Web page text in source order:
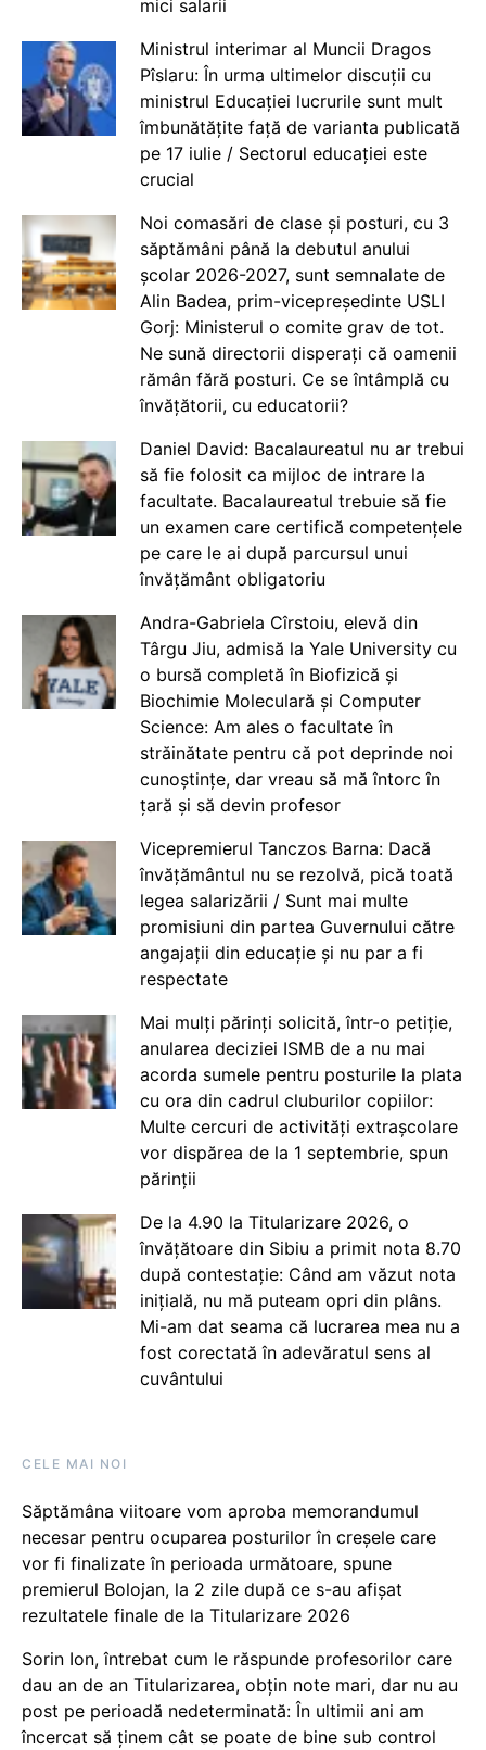
mici salarii
Ministrul interimar al Muncii Dragos
Pîslaru: În urma ultimelor discuții cu
ministrul Educației lucrurile sunt mult
îmbunătățite față de varianta publicată
pe 17 iulie / Sectorul educației este
crucial
Noi comasări de clase și posturi, cu 3
săptămâni până la debutul anului
școlar 2026-2027, sunt semnalate de
Alin Badea, prim-vicepreședinte USLI
Gorj: Ministerul o comite grav de tot.
Ne sună directorii disperați că oamenii
rămân fără posturi. Ce se întâmplă cu
învățătorii, cu educatorii?
Daniel David: Bacalaureatul nu ar trebui
să fie folosit ca mijloc de intrare la
facultate. Bacalaureatul trebuie să fie
un examen care certifică competențele
pe care le ai după parcursul unui
învățământ obligatoriu
Andra-Gabriela Cîrstoiu, elevă din
Târgu Jiu, admisă la Yale University cu
o bursă completă în Biofizică și
Biochimie Moleculară și Computer
Science: Am ales o facultate în
străinătate pentru că pot deprinde noi
cunoștințe, dar vreau să mă întorc în
țară și să devin profesor
Vicepremierul Tanczos Barna: Dacă
învățământul nu se rezolvă, pică toată
legea salarizării / Sunt mai multe
promisiuni din partea Guvernului către
angajații din educație și nu par a fi
respectate
Mai mulți părinți solicită, într-o petiție,
anularea deciziei ISMB de a nu mai
acorda sumele pentru posturile la plata
cu ora din cadrul cluburilor copiilor:
Multe cercuri de activități extrașcolare
vor dispărea de la 1 septembrie, spun
părinții
De la 4.90 la Titularizare 2026, o
învățătoare din Sibiu a primit nota 8.70
după contestație: Când am văzut nota
inițială, nu mă puteam opri din plâns.
Mi-am dat seama că lucrarea mea nu a
fost corectată în adevăratul sens al
cuvântului
CELE MAI NOI
Săptămâna viitoare vom aproba memorandumul
necesar pentru ocuparea posturilor în creșele care
vor fi finalizate în perioada următoare, spune
premierul Bolojan, la 2 zile după ce s-au afișat
rezultatele finale de la Titularizare 2026
Sorin Ion, întrebat cum le răspunde profesorilor care
dau an de an Titularizarea, obțin note mari, dar nu au
post pe perioadă nedeterminată: În ultimii ani am
încercat să ținem cât se poate de bine sub control